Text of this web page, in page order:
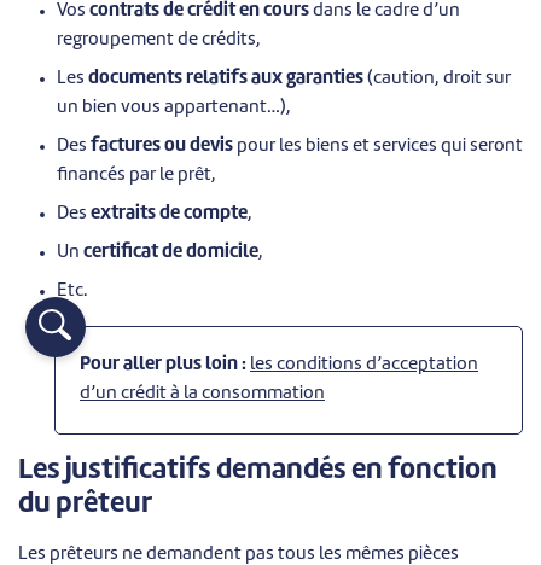
Vos contrats de crédit en cours dans le cadre d’un
regroupement de crédits,
Les documents relatifs aux garanties (caution, droit sur
un bien vous appartenant…),
Des factures ou devis pour les biens et services qui seront
financés par le prêt,
Des extraits de compte,
Un certificat de domicile,
Etc.
Pour aller plus loin : les conditions d’acceptation
d’un crédit à la consommation
Les justificatifs demandés en fonction
du prêteur
Les prêteurs ne demandent pas tous les mêmes pièces